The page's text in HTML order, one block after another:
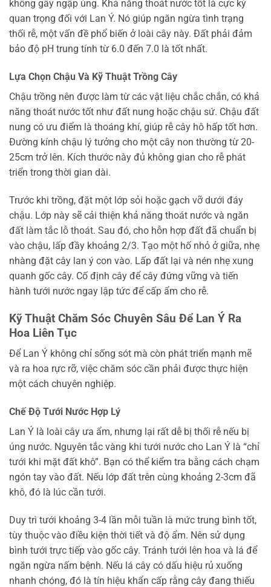
không gây ngập úng. Khả năng thoát nước tốt là cực kỳ
quan trọng đối với Lan Ý. Nó giúp ngăn ngừa tình trạng
thối rễ, một vấn đề phổ biến ở loài cây này. Đất phải đảm
bảo độ pH trung tính từ 6.0 đến 7.0 là tốt nhất.
Lựa Chọn Chậu Và Kỹ Thuật Trồng Cây
Chậu trồng nên được làm từ các vật liệu chắc chắn, có khả
năng thoát nước tốt như đất nung hoặc chậu sứ. Chậu đất
nung có ưu điểm là thoáng khí, giúp rễ cây hô hấp tốt hơn.
Đường kính chậu lý tưởng cho một cây non thường từ 20-
25cm trở lên. Kích thước này đủ không gian cho rễ phát
triển trong thời gian dài.
Trước khi trồng, đặt một lớp sỏi hoặc gạch vỡ dưới đáy
chậu. Lớp này sẽ cải thiện khả năng thoát nước và ngăn
đất làm tắc lỗ thoát. Sau đó, cho hỗn hợp đất đã chuẩn bị
vào chậu, lấp đầy khoảng 2/3. Tạo một hố nhỏ ở giữa, nhẹ
nhàng đặt cây lan ý con vào. Lấp đất lại và nén nhẹ xung
quanh gốc cây. Cố định cây để cây đứng vững và tiến
hành tưới nước ngay lập tức để cấp ẩm cho rễ.
Kỹ Thuật Chăm Sóc Chuyên Sâu Để Lan Ý Ra
Hoa Liên Tục
Để Lan Ý không chỉ sống sót mà còn phát triển mạnh mẽ
và ra hoa rực rỡ, việc chăm sóc cần phải được thực hiện
một cách chuyên nghiệp.
Chế Độ Tưới Nước Hợp Lý
Lan Ý là loài cây ưa ẩm, nhưng lại rất dễ bị thối rễ nếu bị
úng nước. Nguyên tắc vàng khi tưới nước cho Lan Ý là “chỉ
tưới khi mặt đất khô”. Bạn có thể kiểm tra bằng cách chạm
ngón tay vào đất. Nếu lớp đất trên cùng khoảng 2-3cm đã
khô, đó là lúc cần tưới.
Duy trì tưới khoảng 3-4 lần mỗi tuần là mức trung bình tốt,
tùy thuộc vào điều kiện thời tiết và độ ẩm. Nên sử dụng
bình tưới trực tiếp vào gốc cây. Tránh tưới lên hoa và lá để
ngăn ngừa nấm bệnh. Nếu lá cây có dấu hiệu rủ xuống
nhanh chóng, đó là tín hiệu khẩn cấp rằng cây đang thiếu